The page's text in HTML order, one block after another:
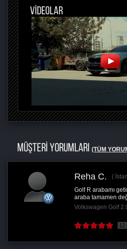
VİDEOLAR
MÜŞTERİ YORUMLARI (TÜM
Reha C.
Golf R arabamı
araba tamamen
Volkswagen Golf